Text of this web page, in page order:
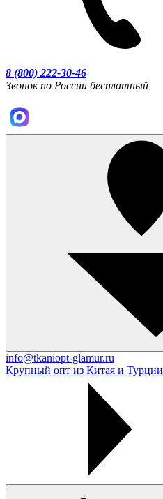
8 (800) 222-30-46
Звонок по России бесплатный
info@tkaniopt-glamur.ru
Крупный опт из Китая и Турции